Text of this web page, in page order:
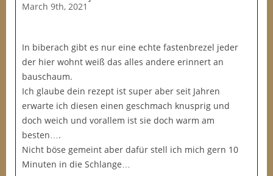
March 9th, 2021
In biberach gibt es nur eine echte fastenbrezel jeder
der hier wohnt weiß das alles andere erinnert an
bauschaum.
Ich glaube dein rezept ist super aber seit Jahren
erwarte ich diesen einen geschmach knusprig und
doch weich und vorallem ist sie doch warm am
besten….
Nicht böse gemeint aber dafür stell ich mich gern 10
Minuten in die Schlange…